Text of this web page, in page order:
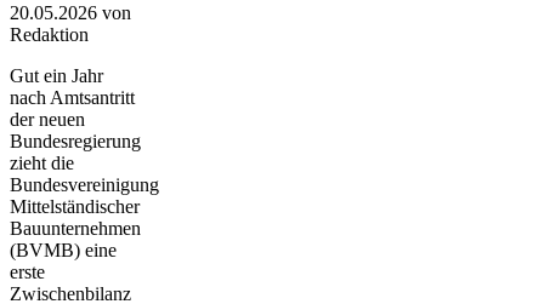
20.05.2026 von
Redaktion
Gut ein Jahr
nach Amtsantritt
der neuen
Bundesregierung
zieht die
Bundesvereinigung
Mittelständischer
Bauunternehmen
(BVMB) eine
erste
Zwischenbilanz